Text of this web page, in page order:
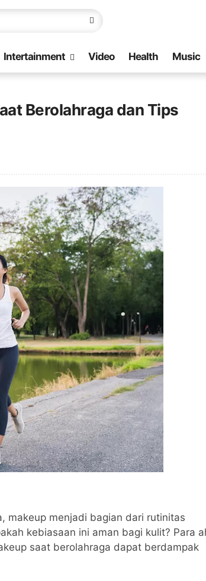
Intertainment Video Health Music
Berolahraga dan Tips
makeup menjadi bagian dari rutinitas
kebiasaan ini aman bagi kulit? Para
saat berolahraga dapat berdampak